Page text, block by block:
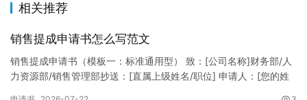
相关推荐
销售提成申请书怎么写范文
销售提成申请书（模板一：标准通用型） 致：[公司名称]财务部/人
力资源部/销售管理部抄送：[直属上级姓名/职位] 申请人：[您的姓